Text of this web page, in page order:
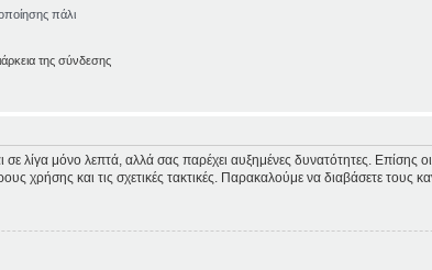
πάλι
της σύνδεσης
σε λίγα μόνο λεπτά, αλλά σας παρέχει αυξημένες δυνατότητες. Επίσης
χρήσης και τις σχετικές τακτικές. Παρακαλούμε να διαβάσετε